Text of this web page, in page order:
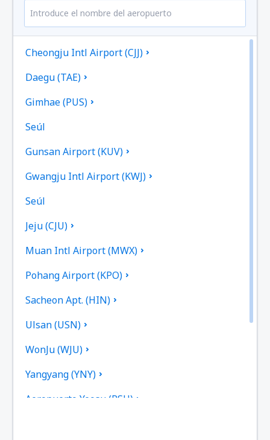
Cheongju Intl Airport (CJJ)
Daegu (TAE)
Gimhae (PUS)
Seúl
Gunsan Airport (KUV)
Gwangju Intl Airport (KWJ)
Seúl
Jeju (CJU)
Muan Intl Airport (MWX)
Pohang Airport (KPO)
Sacheon Apt. (HIN)
Ulsan (USN)
WonJu (WJU)
Yangyang (YNY)
Aeropuerto Yeosu (RSU)